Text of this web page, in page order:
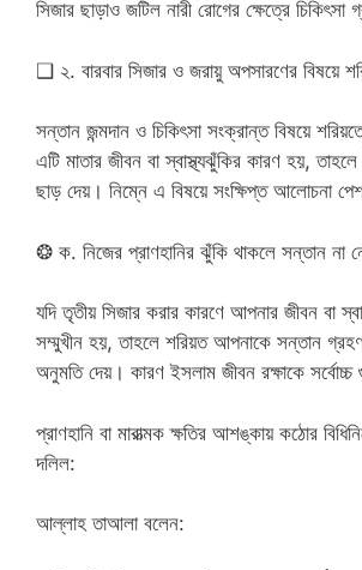
সিজার ছাড়াও জটিল নারী রোগের ক্ষেত্রে
❑ ২. বারবার সিজার ও জরায়ু অপসারণের বিষয়ে
সন্তান জন্মদান ও চিকিৎসা সংক্রান্ত বিষয়ে
এটি মাতার জীবন বা স্বাস্থ্যঝুঁকির কারণ হয়,
ছাড় দেয়। নিম্নে এ বিষয়ে সংক্ষিপ্ত আলোচনা
❂ ক. নিজের প্রাণহানির ঝুঁকি থাকলে সন্তান না
যদি তৃতীয় সিজার করার কারণে আপনার জীবন বা
সম্মুখীন হয়, তাহলে শরিয়ত আপনাকে সন্তান
অনুমতি দেয়। কারণ ইসলাম জীবন রক্ষাকে
প্রাণহানি বা মারাত্মক ক্ষতির আশঙ্কায় কঠোর
দলিল:
আল্লাহ তাআলা বলেন: